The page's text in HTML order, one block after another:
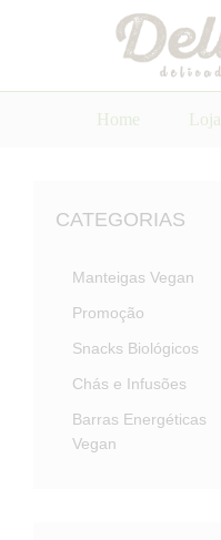
Home Loja
CATEGORIAS
Manteigas Vegan
Promoção
Snacks Biológicos
Chás e Infusões
Barras Energéticas
Vegan